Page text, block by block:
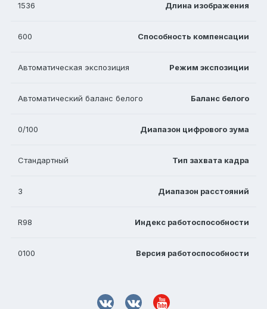
Длина изображения
1536
Способность компенсации
600
Режим экспозиции
Автоматическая экспозиция
Баланс белого
Автоматический баланс белого
Диапазон цифрового зума
0/100
Тип захвата кадра
Стандартный
Диапазон расстояний
3
Индекс работоспособности
R98
Версия работоспособности
0100